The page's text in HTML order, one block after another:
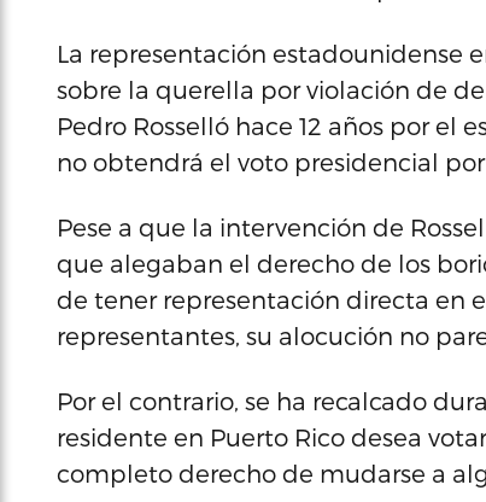
La representación estadounidense
sobre la querella por violación de
Pedro Rosselló hace 12 años por el
no obtendrá el voto presidencial
Pese a que la intervención de
que alegaban el derecho de los
de tener representación directa en
representantes, su alocución no
Por el contrario, se ha recalcado
residente en Puerto Rico desea
completo derecho de mudarse a